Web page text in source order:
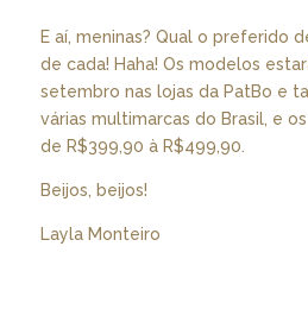
E aí, meninas? Qual o preferido
de cada! Haha! Os modelos
setembro nas lojas da PatBo e
várias multimarcas do Brasil, e
de R$399,90 à R$499,90.
Beijos, beijos!
Layla Monteiro